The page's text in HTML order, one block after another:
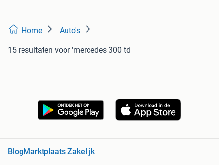
Home Auto's
15 resultaten voor 'mercedes 300 td'
BlogMarktplaats Zakelijk